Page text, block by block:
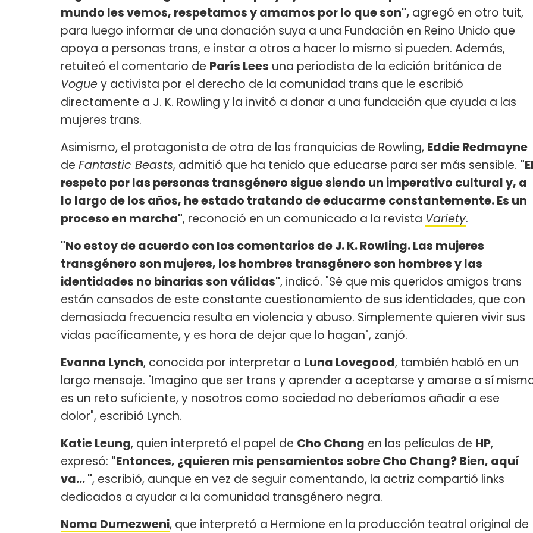
mundo les vemos, respetamos y amamos por lo que son", agregó en otro tuit,
para luego informar de una donación suya a una Fundación en Reino Unido que
apoya a personas trans, e instar a otros a hacer lo mismo si pueden. Además,
retuiteó el comentario de París Lees una periodista de la edición británica de
Voguey activista por el derecho de la comunidad trans que le escribió
directamente a J. K. Rowling y la invitó a donar a una fundación que ayuda a las
mujeres trans.
Asimismo, el protagonista de otra de las franquicias de Rowling, Eddie Redmayne
de Fantastic Beasts, admitió que ha tenido que educarse para ser más sensible.
respeto por las personas transgénero sigue siendo un imperativo cultural y, a
lo largo de los años, he estado tratando de educarme constantemente. Es un
proceso en marcha", reconoció en un comunicado a la revista Variety.
"No estoy de acuerdo con los comentarios de J. K. Rowling. Las mujeres
transgénero son mujeres, los hombres transgénero son hombres y las
identidades no binarias son válidas", indicó. "Sé que mis queridos amigos trans
están cansados de este constante cuestionamiento de sus identidades, que con
demasiada frecuencia resulta en violencia y abuso. Simplemente quieren vivir sus
vidas pacíficamente, y es hora de dejar que lo hagan", zanjó.
Evanna Lynch, conocida por interpretar a Luna Lovegood, también habló en un
largo mensaje. "Imagino que ser trans y aprender a aceptarse y amarse a sí
es un reto suficiente, y nosotros como sociedad no deberíamos añadir a ese
dolor", escribió Lynch.
Katie Leung, quien interpretó el papel de Cho Chang en las películas de HP,
expresó: "Entonces, ¿quieren mis pensamientos sobre Cho Chang?Bien, aquí
va... ", escribió, aunque en vez de seguir comentando, la actriz compartió links
dedicados a ayudar a la comunidad transgénero negra.
Noma Dumezweni, que interpretó a Hermione en la producción teatral original de